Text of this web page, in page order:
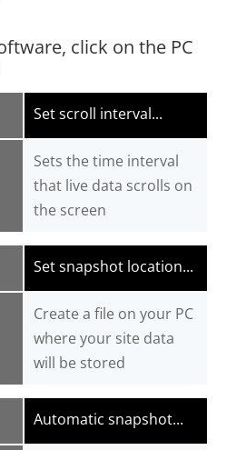
click on the PC
Set scroll interval...
Sets the time interval
that live data scrolls on
the screen
Set snapshot location...
Create a file on your PC
where your site data
will be stored
Automatic snapshot...